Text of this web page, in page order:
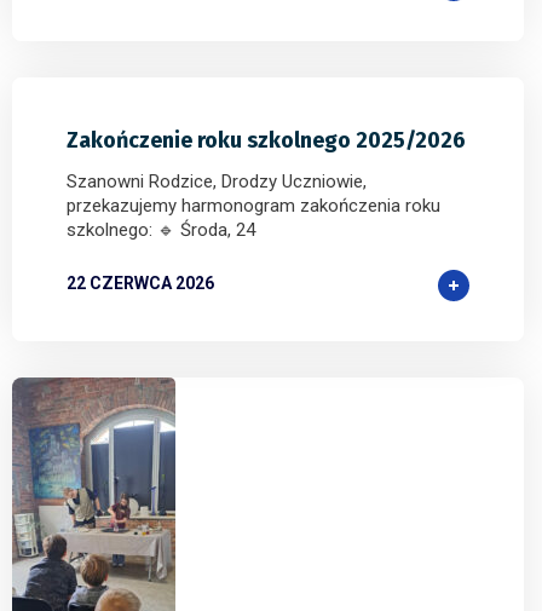
Zakończenie roku szkolnego 2025/2026
Szanowni Rodzice, Drodzy Uczniowie,
przekazujemy harmonogram zakończenia roku
szkolnego: 🔹 Środa, 24
22 CZERWCA 2026